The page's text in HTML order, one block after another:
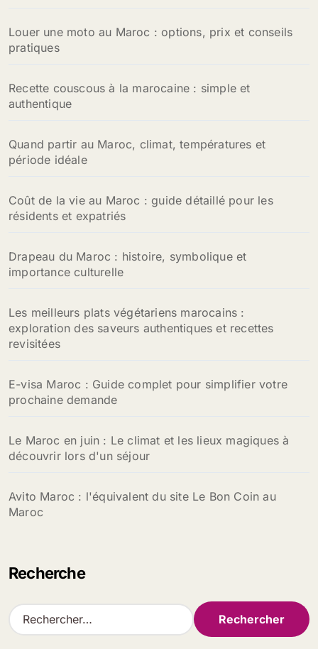
Louer une moto au Maroc : options, prix et conseils
pratiques
Recette couscous à la marocaine : simple et
authentique
Quand partir au Maroc, climat, températures et
période idéale
Coût de la vie au Maroc : guide détaillé pour les
résidents et expatriés
Drapeau du Maroc : histoire, symbolique et
importance culturelle
Les meilleurs plats végétariens marocains :
exploration des saveurs authentiques et recettes
revisitées
E-visa Maroc : Guide complet pour simplifier votre
prochaine demande
Le Maroc en juin : Le climat et les lieux magiques à
découvrir lors d'un séjour
Avito Maroc : l'équivalent du site Le Bon Coin au
Maroc
Recherche
R
e